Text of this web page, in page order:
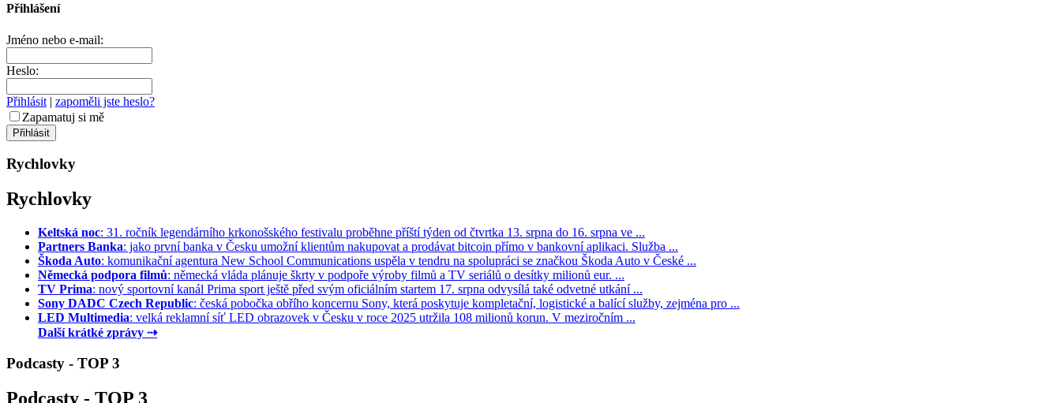
Přihlášení
Jméno nebo e-mail:
Heslo:
Přihlásit | zapoměli jste heslo?
Zapamatuj si mě
Rychlovky
Rychlovky
Keltská noc: 31. ročník legendárního krkonošského festivalu proběhne příští týden od čtvrtka 13. srpna do 16. srpna ve ...
Partners Banka: jako první banka v Česku umožní klientům nakupovat a prodávat bitcoin přímo v bankovní aplikaci. Služba ...
Škoda Auto: komunikační agentura New School Communications uspěla v tendru na spolupráci se značkou Škoda Auto v České ...
Německá podpora filmů: německá vláda plánuje škrty v podpoře výroby filmů a TV seriálů o desítky milionů eur. ...
TV Prima: nový sportovní kanál Prima sport ještě před svým oficiálním startem 17. srpna odvysílá také odvetné utkání ...
Sony DADC Czech Republic: česká pobočka obřího koncernu Sony, která poskytuje kompletační, logistické a balící služby, zejména pro ...
LED Multimedia: velká reklamní síť LED obrazovek v Česku v roce 2025 utržila 108 milionů korun. V meziročním ...
Další krátké zprávy ⇢
Podcasty - TOP 3
Podcasty - TOP 3